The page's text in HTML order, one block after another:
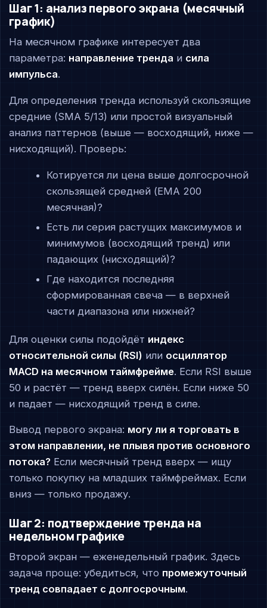
Шаг 1: анализ первого экрана (месячный
график)
На месячном графике интересует два
параметра: направление тренда и сила
импульса.
Для определения тренда используй скользящие
средние (SMA 5/13) или простой визуальный
анализ паттернов (выше — восходящий, ниже —
нисходящий). Проверь:
Котируется ли цена выше долгосрочной
скользящей средней (EMA 200
месячная)?
Есть ли серия растущих максимумов и
минимумов (восходящий тренд) или
падающих (нисходящий)?
Где находится последняя
сформированная свеча — в верхней
части диапазона или нижней?
Для оценки силы подойдёт индекс
относительной силы (RSI) или осциллятор
MACD на месячном таймфрейме. Если RSI выше
50 и растёт — тренд вверх силён. Если ниже 50
и падает — нисходящий тренд в силе.
Вывод первого экрана: могу ли я торговать в
этом направлении, не плывя против основного
потока? Если месячный тренд вверх — ищу
только покупку на младших таймфреймах. Если
вниз — только продажу.
Шаг 2: подтверждение тренда на
недельном графике
Второй экран — еженедельный график. Здесь
задача проще: убедиться, что промежуточный
тренд совпадает с долгосрочным.